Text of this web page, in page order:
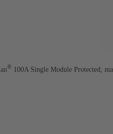
® 100A Single Module Protected,